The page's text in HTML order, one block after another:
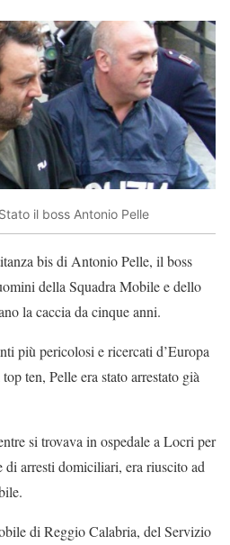
il boss Antonio Pelle
bis di Antonio Pelle, il boss
della Squadra Mobile e dello
la caccia da cinque anni.
più pericolosi e ricercati d’Europa
ten, Pelle era stato arrestato già
si trovava in ospedale a Locri per
arresti domiciliari, era riuscito ad
di Reggio Calabria, del Servizio